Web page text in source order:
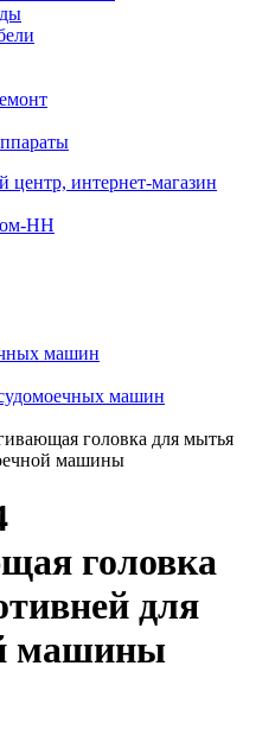
интернет-магазин
НН
машин
машин
головка для мытья
машины
головка
для
машины